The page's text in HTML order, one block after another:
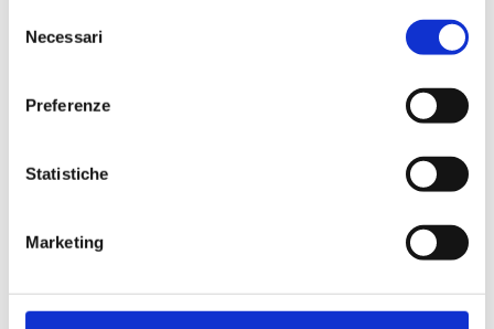
delNecessari
Preferenze
Statistiche
Marketing